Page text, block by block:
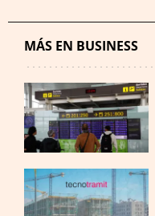
MÁS EN BUSINESS